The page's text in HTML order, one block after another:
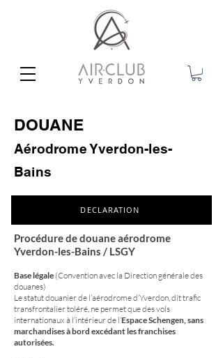
DOUANE
Aérodrome Yverdon-les-
Bains
DECLARATION
Procédure de douane aérodrome
Yverdon-les-Bains / LSGY
Base légale (Convention avec la Direction générale des
douanes)
Le statut douanier de l’aérodrome d’Yverdon, dit trafic
transfrontalier toléré, ne permet que des vols
internationaux à l’intérieur de l’Espace Schengen, sans
marchandises à bord excédant les franchises
autorisées.